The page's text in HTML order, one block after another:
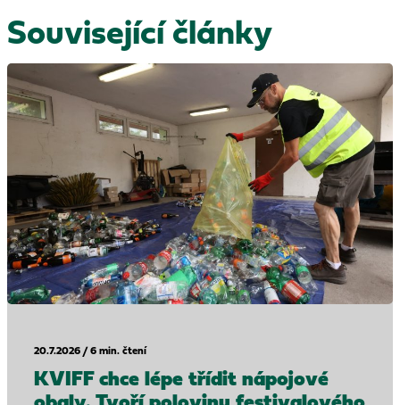
Související články
20.7.2026 / 6 min. čtení
KVIFF chce lépe třídit nápojové